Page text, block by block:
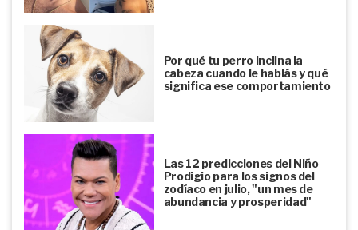
Por qué tu perro inclina la
cabeza cuando le hablás y qué
significa ese comportamiento
Las 12 predicciones del Niño
Prodigio para los signos del
zodíaco en julio, "un mes de
abundancia y prosperidad"